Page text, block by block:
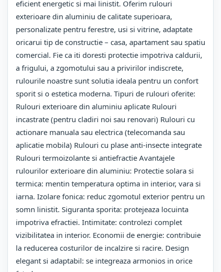
eficient energetic si mai linistit. Oferim rulouri
exterioare din aluminiu de calitate superioara,
personalizate pentru ferestre, usi si vitrine, adaptate
oricarui tip de constructie – casa, apartament sau spatiu
comercial. Fie ca iti doresti protectie impotriva caldurii,
a frigului, a zgomotului sau a privirilor indiscrete,
rulourile noastre sunt solutia ideala pentru un confort
sporit si o estetica moderna. Tipuri de rulouri oferite:
Rulouri exterioare din aluminiu aplicate Rulouri
incastrate (pentru cladiri noi sau renovari) Rulouri cu
actionare manuala sau electrica (telecomanda sau
aplicatie mobila) Rulouri cu plase anti-insecte integrate
Rulouri termoizolante si antiefractie Avantajele
rulourilor exterioare din aluminiu: Protectie solara si
termica: mentin temperatura optima in interior, vara si
iarna. Izolare fonica: reduc zgomotul exterior pentru un
somn linistit. Siguranta sporita: protejeaza locuinta
impotriva efractiei. Intimitate: controlezi complet
vizibilitatea in interior. Economii de energie: contribuie
la reducerea costurilor de incalzire si racire. Design
elegant si adaptabil: se integreaza armonios in orice